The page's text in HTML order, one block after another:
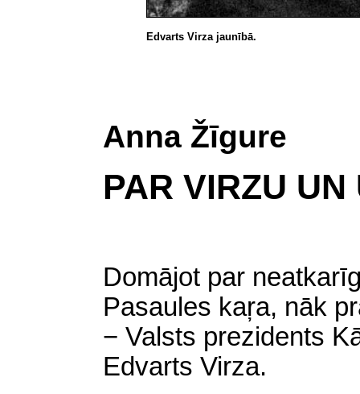
Edvarts Virza jaunībā.
Anna Žīgure
PAR VIRZU UN
Domājot par
Pasaules kaŗa, nāk
− Valsts prezidents
Edvarts Virza.